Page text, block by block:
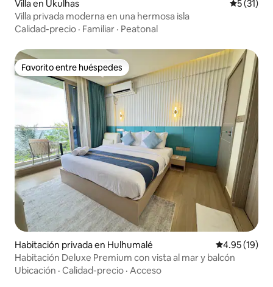
Villa en Ukulhas
5 (31)
Villa privada moderna en una hermosa isla
Calidad-precio · Familiar · Peatonal
Favorito entre huéspedes
Favorito entre huéspedes
Habitación privada en Hulhumalé Calificación
4.95 (19)
Habitación Deluxe Premium con vista al mar y balcón
Ubicación · Calidad-precio · Acceso